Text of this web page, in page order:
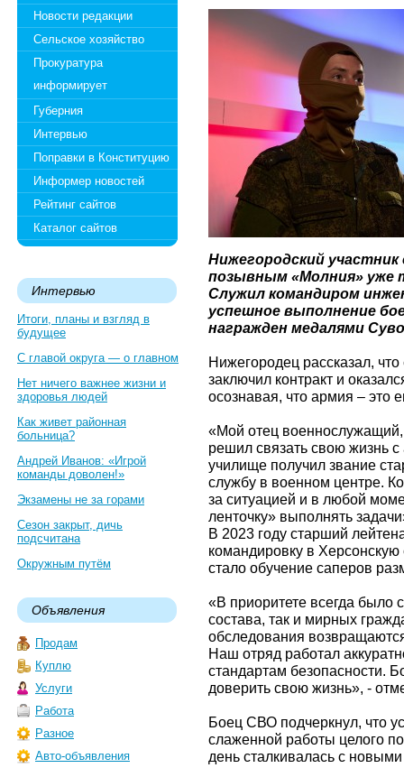
Новости редакции
Сельское хозяйство
Прокуратура
информирует
Губерния
Интервью
Поправки в Конституцию
Информер новостей
Рейтинг сайтов
Каталог сайтов
Интервью
Итоги, планы и взгляд в
будущее
С главой округа — о главном
Нет ничего важнее жизни и
здоровья людей
Как живет районная
больница?
Андрей Иванов: «Игрой
команды доволен!»
Экзамены не за горами
Сезон закрыт, дичь
подсчитана
Окружным путём
Объявления
Продам
Куплю
Услуги
Работа
Разное
Авто-объявления
Нижегородский участник
позывным «Молния» уже
Служил командиром
успешное выполнение
награжден медалями
Нижегородец рассказал,
заключил контракт и
осознавая, что армия – это
«Мой отец
решил связать свою жизнь
училище получил звание
службу в военном центре.
за ситуацией и в любой
ленточку» выполнять
В 2023 году старший
командировку в Херсонскую
стало обучение саперов
«В приоритете всегда было
состава, так и мирных
обследования
Наш отряд работал
стандартам безопасности.
доверить свою жизнь», -
Боец СВО подчеркнул, что
слаженной работы целого
день сталкивалась с